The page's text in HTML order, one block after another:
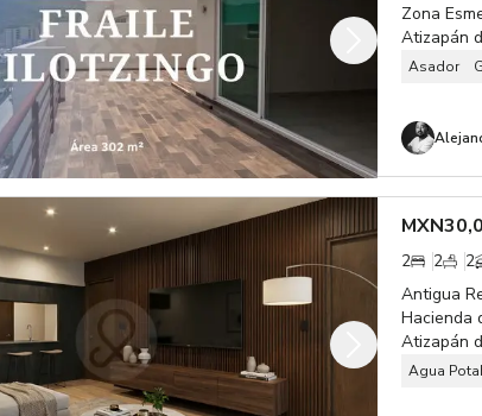
Zona
Atizapán
Asador
MXN
2
2 2
Antigua
Hacienda
Atizapán
Agua